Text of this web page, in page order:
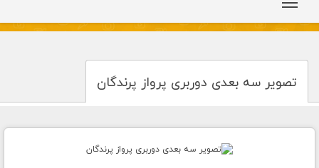
تصویر سه بعدی دوربری پرواز پرندگان